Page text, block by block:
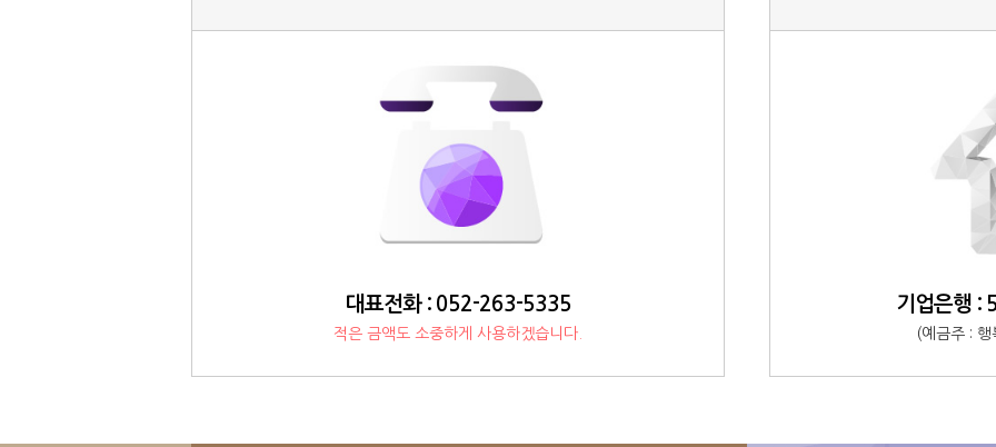
대표전화 : 052-263-5335
적은 금액도 소중하게 사용하겠습니다.
기업은행
(예금주 :